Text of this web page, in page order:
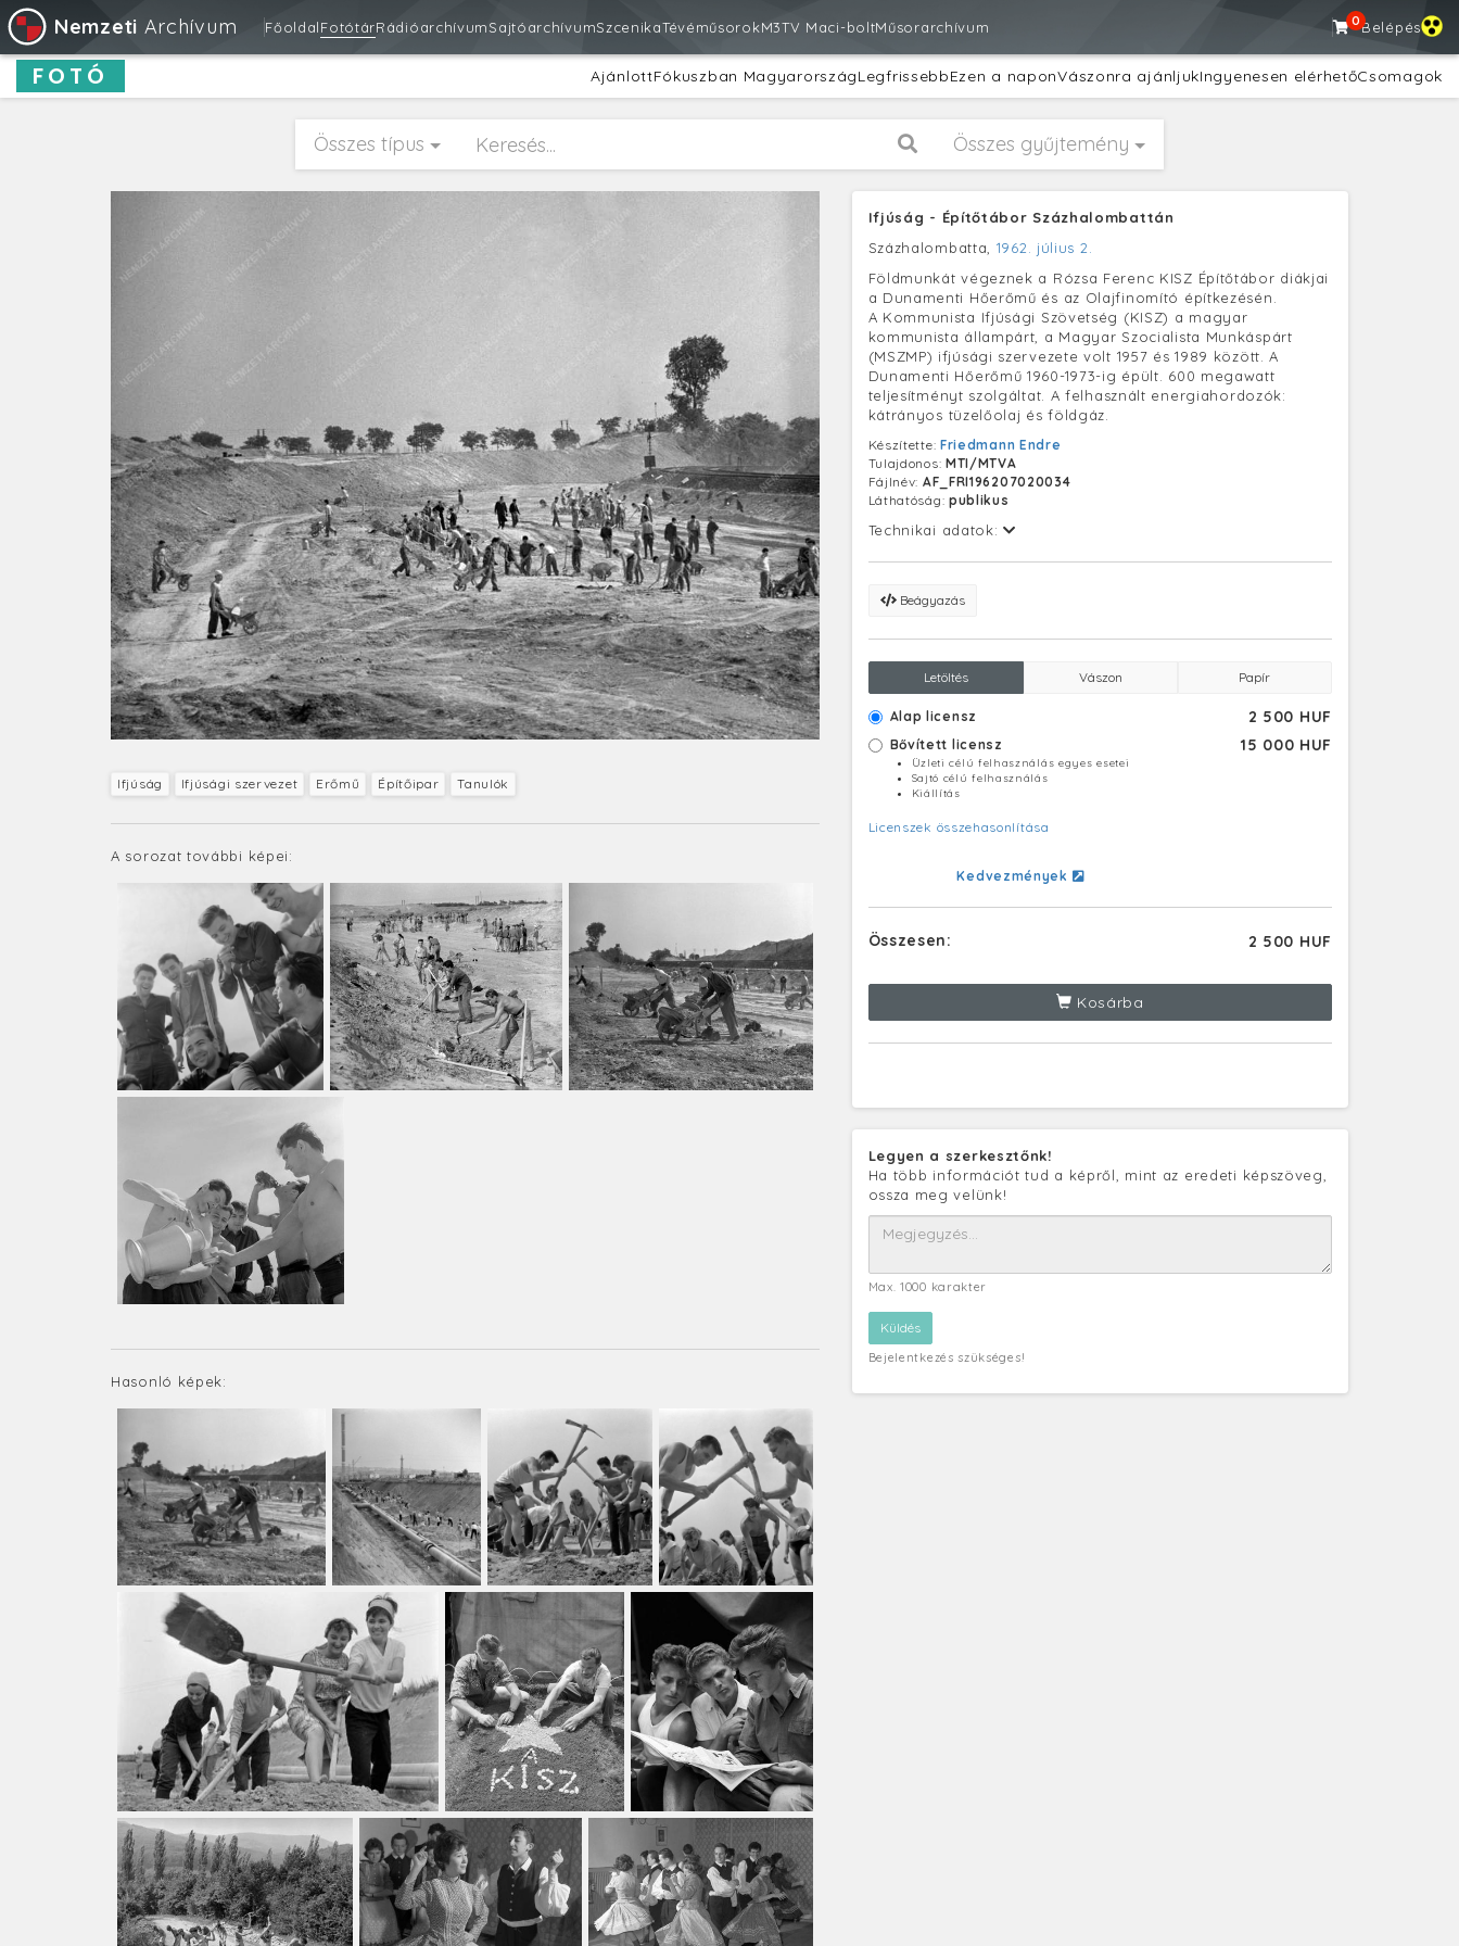
Nemzeti Archívum FőoldalFotótárRádióarchívumSajtóarchívumSzcenikaTévéműsorokM3TV Maci-boltMűsorarchívum 0Belépés
FOTÓ AjánlottFókuszban MagyarországLegfrissebbEzen a naponVászonra ajánljukIngyenesen elérhetőCsomagok
Összes típus Összes gyűjtemény
Ifjúság Ifjúsági szervezet Erőmű Építőipar Tanulók
A sorozat további képei:
Hasonló képek:
Ifjúság - Építőtábor Százhalombattán
Százhalombatta, 1962. július 2.
Földmunkát végeznek a Rózsa Ferenc KISZ Építőtábor diákjai
a Dunamenti Hőerőmű és az Olajfinomító építkezésén.
A Kommunista Ifjúsági Szövetség (KISZ) a magyar
kommunista állampárt, a Magyar Szocialista Munkáspárt
(MSZMP) ifjúsági szervezete volt 1957 és 1989 között. A
Dunamenti Hőerőmű 1960-1973-ig épült. 600 megawatt
teljesítményt szolgáltat. A felhasznált energiahordozók:
kátrányos tüzelőolaj és földgáz.
Készítette: Friedmann Endre
Tulajdonos: MTI/MTVA
Fájlnév: AF_FRI196207020034
Láthatóság: publikus
Technikai adatok:
Beágyazás
Letöltés Vászon Papír
Alap licensz 2 500 HUF
Bővített licensz 15 000 HUF
Üzleti célú felhasználás egyes esetei
Sajtó célú felhasználás
Kiállítás
Licenszek összehasonlítása
Kedvezmények
Összesen: 2 500 HUF
Kosárba
Legyen a szerkesztőnk!
Ha több információt tud a képről, mint az eredeti képszöveg,
ossza meg velünk!
Max. 1000 karakter
Bejelentkezés szükséges!